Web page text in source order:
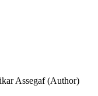
Assegaf (Author)